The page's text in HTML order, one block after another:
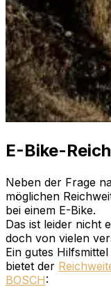
E-Bike-
Neben der Frage
möglichen
bei einem E-Bike.
Das ist leider nicht
doch von vielen
Ein gutes
bietet der
BOSCH: